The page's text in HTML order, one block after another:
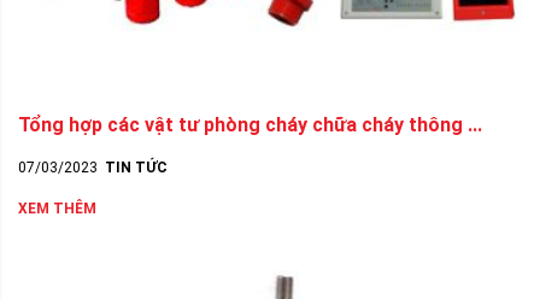
Tổng hợp các vật tư phòng cháy chữa cháy thông ...
07/03/2023 TIN TỨC
XEM THÊM